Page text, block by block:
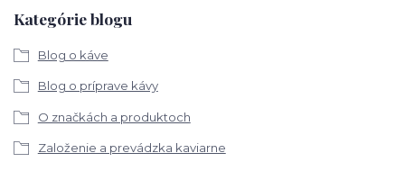
Kategórie blogu
Blog o káve
Blog o príprave kávy
O značkách a produktoch
Založenie a prevádzka kaviarne